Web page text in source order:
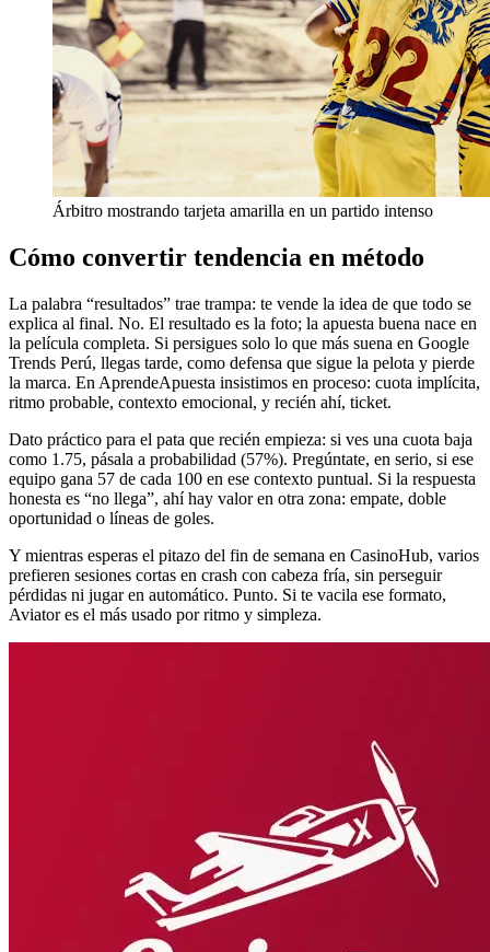
Árbitro mostrando tarjeta amarilla en un partido intenso
Cómo convertir tendencia en método
La palabra “resultados” trae trampa: te vende la idea de que todo se
explica al final. No. El resultado es la foto; la apuesta buena nace en
la película completa. Si persigues solo lo que más suena en Google
Trends Perú, llegas tarde, como defensa que sigue la pelota y pierde
la marca. En AprendeApuesta insistimos en proceso: cuota implícita,
ritmo probable, contexto emocional, y recién ahí, ticket.
Dato práctico para el pata que recién empieza: si ves una cuota baja
como 1.75, pásala a probabilidad (57%). Pregúntate, en serio, si ese
equipo gana 57 de cada 100 en ese contexto puntual. Si la respuesta
honesta es “no llega”, ahí hay valor en otra zona: empate, doble
oportunidad o líneas de goles.
Y mientras esperas el pitazo del fin de semana en CasinoHub, varios
prefieren sesiones cortas en crash con cabeza fría, sin perseguir
pérdidas ni jugar en automático. Punto. Si te vacila ese formato,
Aviator es el más usado por ritmo y simpleza.